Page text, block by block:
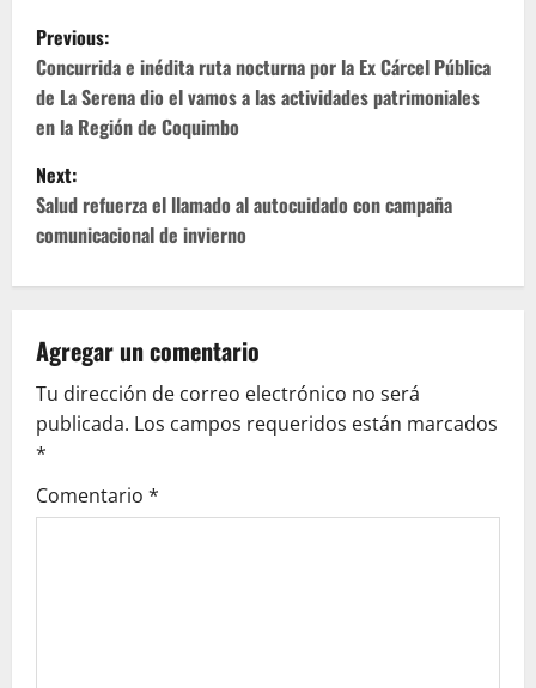
P
o
s
t
n
a
v
i
g
a
t
Previous:
Concurrida e inédita ruta nocturna por la Ex Cárcel Pública
de La Serena dio el vamos a las actividades patrimoniales
en la Región de Coquimbo
Next:
Salud refuerza el llamado al autocuidado con campaña
comunicacional de invierno
Agregar un comentario
Tu dirección de correo electrónico no será
publicada. Los campos requeridos están marcados
*
Comentario *